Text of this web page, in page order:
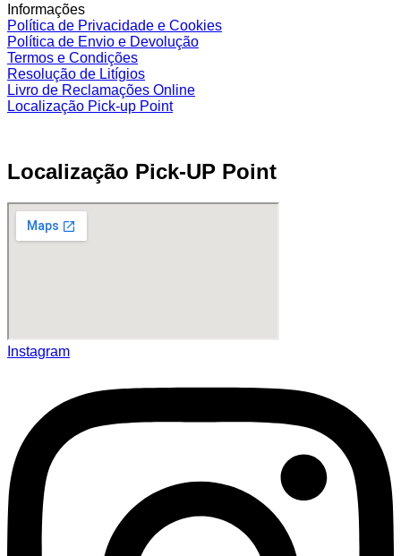
Informações
Política de Privacidade e Cookies
Política de Envio e Devolução
Termos e Condições
Resolução de Litígios
Livro de Reclamações Online
Localização Pick-up Point
Localização Pick-UP Point
Instagram